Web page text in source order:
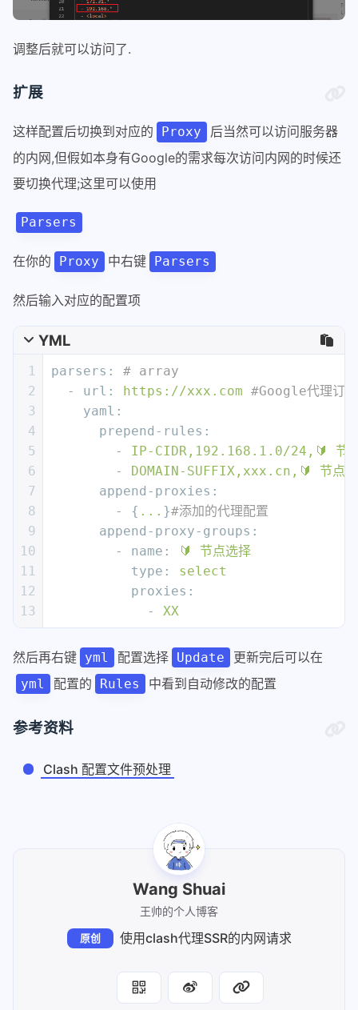
调整后就可以访问了.
扩展
这样配置后切换到对应的 Proxy
后当然可以访问服务器
的内网,但假如本身有Google的需求每次访问内网的时候还
要切换代理;这里可以使用
Parsers
在你的 Proxy 中右键 Parsers
然后输入对应的配置项
YML
1
2
3
4
5
6
7
8
9
10
11
12
13
parsers:
# array
-
url: https://xxx.com #Google代理订
yaml:
prepend-rules:
-
IP-CIDR,192.168.1.0/24,🔰
节
-
DOMAIN-SUFFIX,xxx.cn,🔰
节点
append-proxies:
-
{ ... }#添加的代理配置
append-proxy-groups:
-
name: 🔰
节点选择
type:
select
proxies:
-
XX
然后再右键 yml 配置选择 Update 更新完后可以在
yml 配置的 Rules 中看到自动修改的配置
参考资料
Clash 配置文件预处理
Wang Shuai
王帅的个人博客
原创 使用clash代理SSR的内网请求